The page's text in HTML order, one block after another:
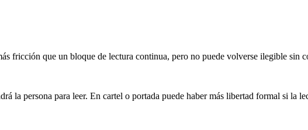
fricción que un bloque de lectura continua, pero no puede volverse ilegible sin
la persona para leer. En cartel o portada puede haber más libertad formal si la